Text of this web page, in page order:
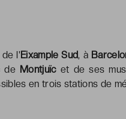
l'Eixample Sud, à
de Montjuïcet de ses
en trois stations de